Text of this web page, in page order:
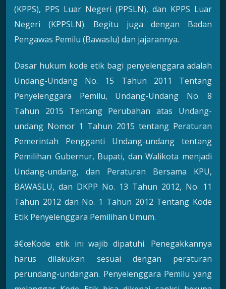
(KPPS), PPS Luar Negeri (PPSLN), dan KPPS Luar
Negeri (KPPSLN). Begitu juga dengan Badan
Pengawas Pemilu (Bawaslu) dan jajarannya.
Dasar hukum kode etik bagi penyelenggara adalah
Undang-Undang No. 15 Tahun 2011 Tentang
Penyelenggara Pemilu, Undang-Undang No. 8
Tahun 2015 Tentang Perubahan atas Undang-
undang Nomor 1 Tahun 2015 tentang Peraturan
Pemerintah Pengganti Undang-undang tentang
Pemilihan Gubernur, Bupati, dan Walikota menjadi
Undang-undang, dan Peraturan Bersama KPU,
BAWASLU, dan DKPP No. 13 Tahun 2012, No. 11
Tahun 2012 dan No. 1 Tahun 2012 Tentang Kode
Etik Penyelenggara Pemilihan Umum.
â€œKode etik ini wajib dipatuhi. Penegakkannya
harus dilakukan sesuai dengan peraturan
perundang-undangan. Penyelenggara Pemilu yang